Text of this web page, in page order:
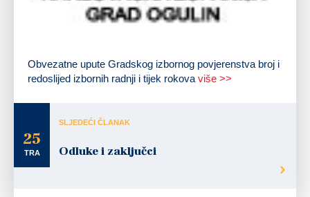
Obvezatne upute Gradskog izbornog povjerenstva broj i
redoslijed izbornih radnji i tijek rokovaviše >>
25
TRA
SLJEDEĆI ČLANAK
Odluke i zaključci